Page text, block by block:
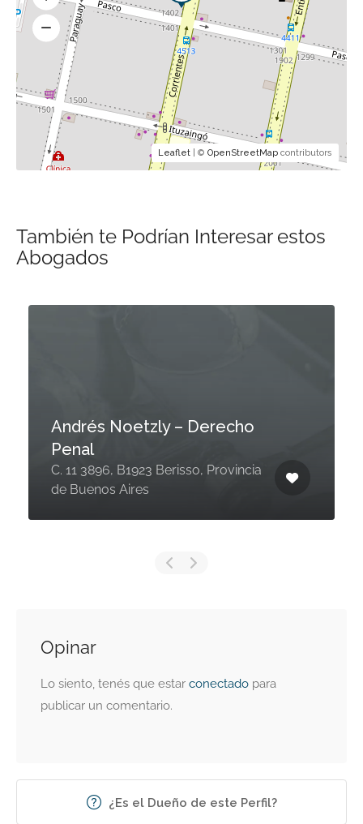
Leaflet | © OpenStreetMap contributors
También te Podrían Interesar estos
Abogados
Andrés Noetzly – Derecho
Penal
C. 11 3896, B1923 Berisso, Provincia
de Buenos Aires
Opinar
Lo siento, tenés que estar conectado para
publicar un comentario.
¿Es el Dueño de este Perfil?